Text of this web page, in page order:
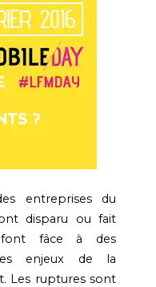
entreprises du
disparu ou fait
font fâce à des
enjeux de la
Les ruptures sont